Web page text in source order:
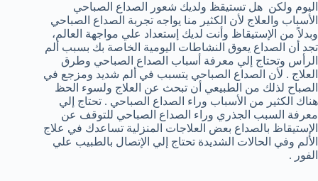
اليوم ولكن هل تستيقظ ولديك شعور الصداع الصباحي
الأسباب والعلاج لأن الكثير منا يواجه تجربة الصداع الصباحي
وبدلاً من الإستيقاظ وأنت لديك إستعداد علي مواجهة العالم،
تجد أن الصداع يعوق النشاطات اليومية الخاصة بك بسبب ألم
الرأس وتحتاج إلي معرفة أسباب الصداع الصباحي وطرق
العلاج . لأن الصداع الصباحي يتسبب في ألم شديد ومزجع في
الصباح لذلك من الطبيعي أن تبحث عن العلاج ولسوء الحظ
هناك الكثير من الأسباب وراء الصداع الصباحي . تحتاج إلي
معرفة السبب الجذري وراء الصداع الصباحي للتوقف عن
الإستيقاظ بالصداع بعض العلاجات المنزلية تساعدك في علاج
الألم وفي الحالات الشديدة تحتاج إلي الإتصال بالطبيب علي
الفور .